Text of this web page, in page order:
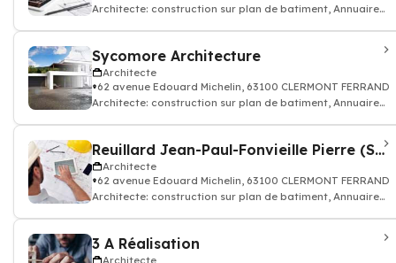
Architecte: construction sur plan de batiment, Annuaire
Sycomore Architecture
Architecte
62 avenue Edouard Michelin, 63100 CLERMONT FERRAND
Architecte: construction sur plan de batiment, Annuaire
Reuillard Jean-Paul-Fonvieille Pierre (SCP)
Architecte
62 avenue Edouard Michelin, 63100 CLERMONT FERRAND
Architecte: construction sur plan de batiment, Annuaire
3 A Réalisation
Architecte